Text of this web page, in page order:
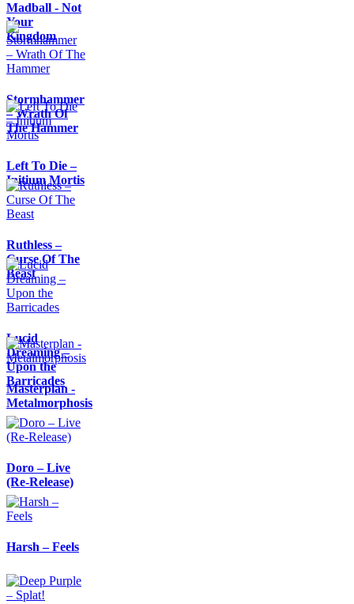
Madball - Not
Your
Kingdom
Stormhammer
– Wrath Of
The Hammer
Left To Die –
Initium Mortis
Ruthless –
Curse Of The
Beast
Lucid
Dreaming –
Upon the
Barricades
Masterplan -
Metalmorphosis
Doro – Live
(Re-Release)
Harsh – Feels